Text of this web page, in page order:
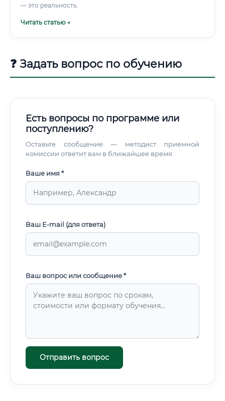
— это реальность.
Читать статью →
❓ Задать вопрос по обучению
Есть вопросы по программе или
поступлению?
Оставьте сообщение — методист приемной
комиссии ответит вам в ближайшее время.
Ваше имя *
Ваш E-mail (для ответа)
Ваш вопрос или сообщение *
Отправить вопрос